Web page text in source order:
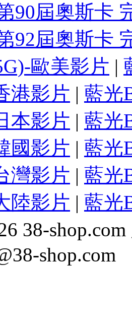
90屆奧斯卡
92屆奧斯卡
歐美影片 |
港影片 | 藍光
本影片 | 藍光
國影片 | 藍光
灣影片 | 藍光
陸影片 | 藍光
38-
shop.com